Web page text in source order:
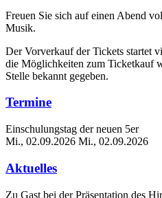
Freuen Sie sich auf einen Abend
Musik.
Der Vorverkauf der Tickets startet
die Möglichkeiten zum Ticketkauf
Stelle bekannt gegeben.
Termine
Einschulungstag der neuen 5er
Mi., 02.09.2026 Mi., 02.09.2026
Aktuelles
Zu Gast bei der Präsentation des